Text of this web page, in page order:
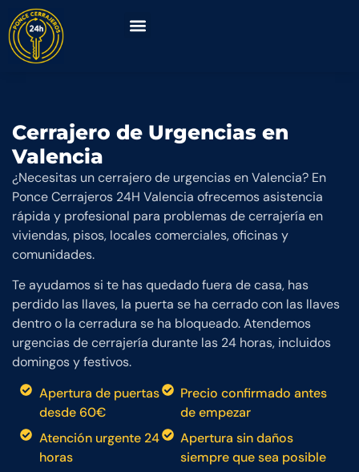
Cerrajero de Urgencias en
Valencia
¿Necesitas un cerrajero de urgencias en Valencia? En
Ponce Cerrajeros 24H Valencia ofrecemos asistencia
rápida y profesional para problemas de cerrajería en
viviendas, pisos, locales comerciales, oficinas y
comunidades.
Te ayudamos si te has quedado fuera de casa, has
perdido las llaves, la puerta se ha cerrado con las llaves
dentro o la cerradura se ha bloqueado. Atendemos
urgencias de cerrajería durante las 24 horas, incluidos
domingos y festivos.
Apertura de puertas
desde 60€
Atención urgente 24
horas
Precio confirmado antes
de empezar
Apertura sin daños
siempre que sea posible